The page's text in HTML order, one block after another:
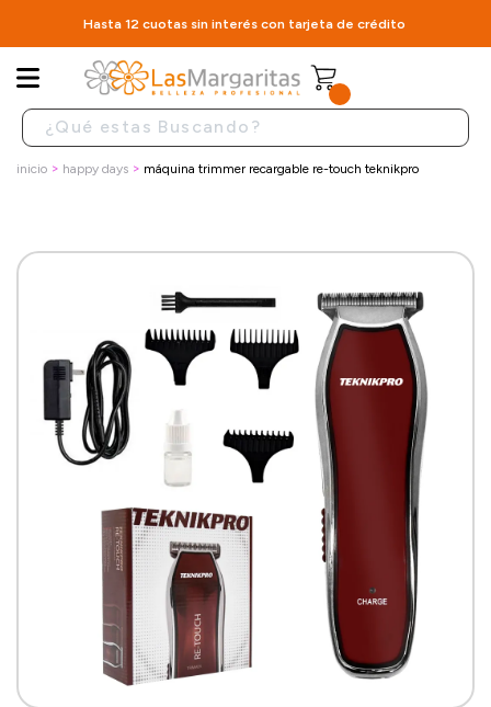
Hasta 12 cuotas sin interés con tarjeta de crédito
inicio happy days máquina trimmer recargable re-touch teknikpro